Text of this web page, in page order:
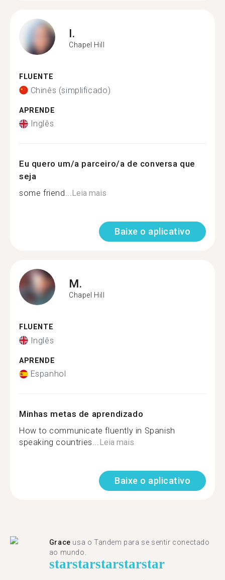
I.
Chapel Hill
FLUENTE
Chinês (simplificado)
APRENDE
Inglês
Eu quero um/a parceiro/a de conversa que
seja
some friend...Leia mais
Baixe o aplicativo
M.
Chapel Hill
FLUENTE
Inglês
APRENDE
Espanhol
Minhas metas de aprendizado
How to communicate fluently in Spanish
speaking countries...Leia mais
Baixe o aplicativo
Grace usa o Tandem para se sentir conectado
ao mundo.
starstarstarstarstar